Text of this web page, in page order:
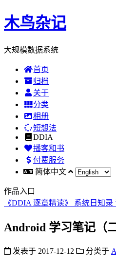
木鸟杂记
大规模数据系统
首页
归档
关于
分类
相册
短想法
DDIA
播客和书
付费服务
简体中文
作品入口
《DDIA 逐章精读》 系统日知录
Android 学习笔记（
发表于 2017-12-12 分类于